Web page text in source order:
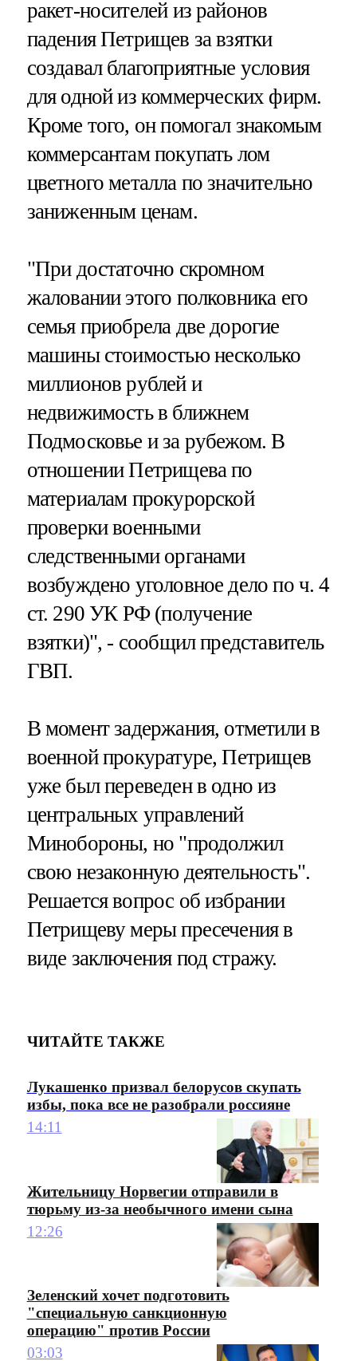
ракет-носителей из районов
падения Петрищев за взятки
создавал благоприятные условия
для одной из коммерческих фирм.
Кроме того, он помогал знакомым
коммерсантам покупать лом
цветного металла по значительно
заниженным ценам.
"При достаточно скромном
жаловании этого полковника его
семья приобрела две дорогие
машины стоимостью несколько
миллионов рублей и
недвижимость в ближнем
Подмосковье и за рубежом. В
отношении Петрищева по
материалам прокурорской
проверки военными
следственными органами
возбуждено уголовное дело по ч. 4
ст. 290 УК РФ (получение
взятки)", - сообщил представитель
ГВП.
В момент задержания, отметили в
военной прокуратуре, Петрищев
уже был переведен в одно из
центральных управлений
Минобороны, но "продолжил
свою незаконную деятельность".
Решается вопрос об избрании
Петрищеву меры пресечения в
виде заключения под стражу.
ЧИТАЙТЕ ТАКЖЕ
Лукашенко призвал белорусов скупать
избы, пока все не разобрали россияне
14:11
Жительницу Норвегии отправили в
тюрьму из-за необычного имени сына
12:26
Зеленский хочет подготовить
"специальную санкционную
операцию" против России
03:03